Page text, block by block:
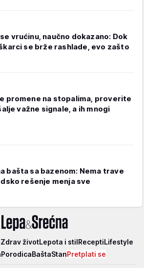
vrućinu, naučno dokazano: Dok
se brže rashlade, evo zašto
promene na stopalima, proverite
važne signale, a ih mnogi
bašta sa bazenom: Nema trave
rešenje menja sve
Zdrav životLepota i stilReceptiLifestyle
PorodicaBaštaStanPretplati se